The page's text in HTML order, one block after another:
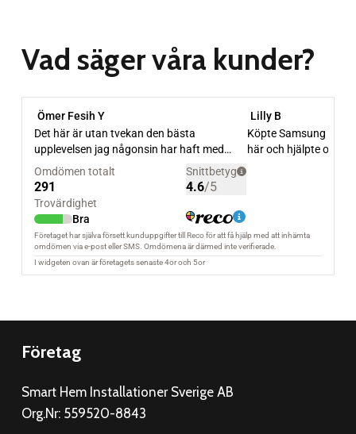
Vad säger våra kunder?
Företag
Smart Hem Installationer Sverige AB
Org.Nr: 559520-8843